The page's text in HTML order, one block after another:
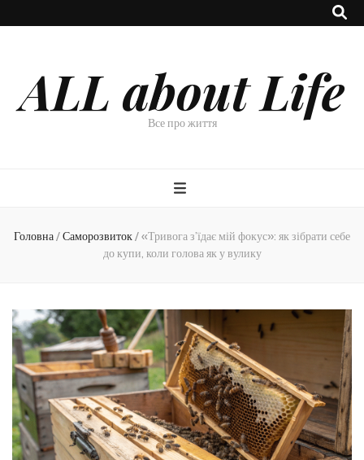
ALL about Life
Все про життя
Головна/Саморозвиток/«Тривога з’їдає мій фокус»: як зібрати себе
до купи, коли голова як у вулику